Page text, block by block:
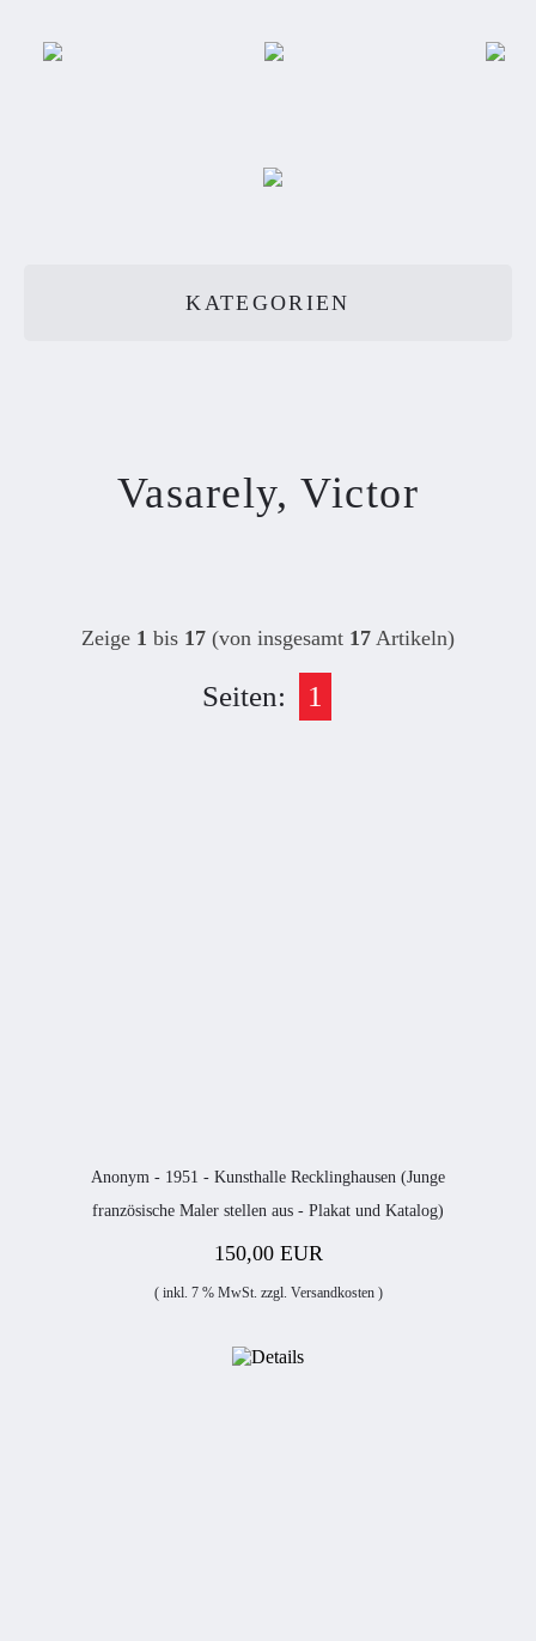
KATEGORIEN
Vasarely, Victor
Zeige 1 bis 17 (von insgesamt 17 Artikeln)
Seiten: 1
Anonym - 1951 - Kunsthalle Recklinghausen (Junge
französische Maler stellen aus - Plakat und Katalog)
150,00 EUR
( inkl. 7 % MwSt. zzgl. Versandkosten)